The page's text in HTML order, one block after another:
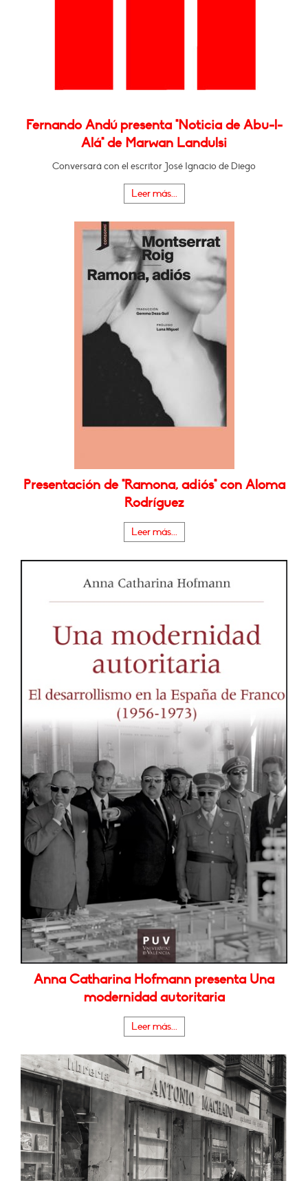
Fernando Andú presenta "Noticia de Abu-l-
Alá" de Marwan Landulsi
Conversará con el escritor José Ignacio de Diego
Leer más...
Presentación de "Ramona, adiós" con Aloma
Rodríguez
Leer más...
Anna Catharina Hofmann presenta Una
modernidad autoritaria
Leer más...